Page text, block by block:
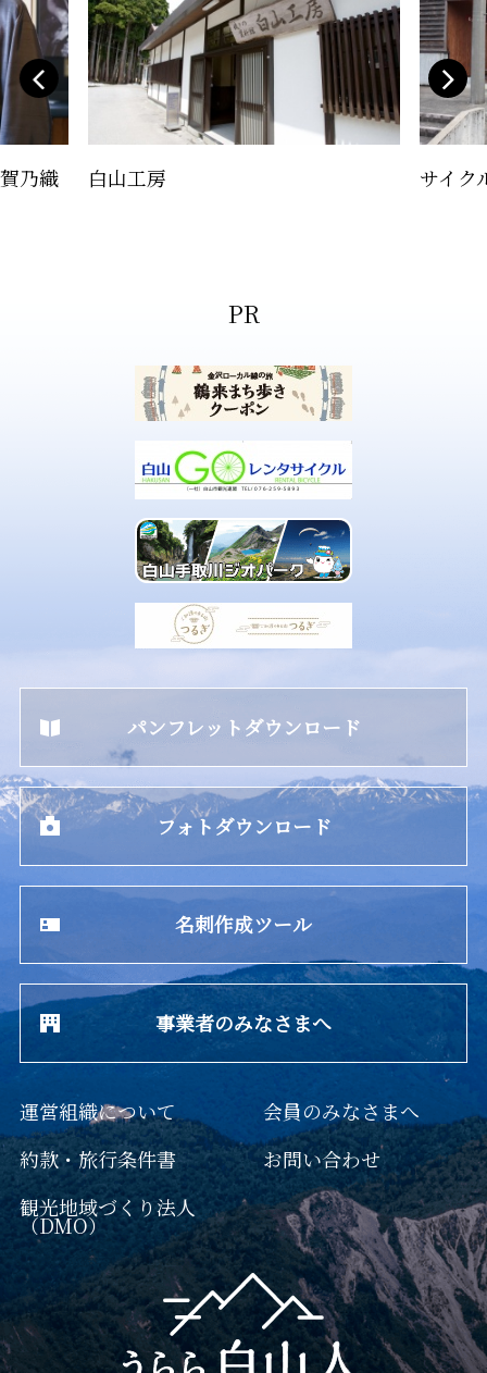
乃織 白山工房 サイク
パンフレットダウンロード
フォトダウンロード
名刺作成ツール
事業者のみなさまへ
運営組織について
約款・旅行条件書
観光地域づくり法人
（DMO）
会員のみなさまへ
お問い合わせ